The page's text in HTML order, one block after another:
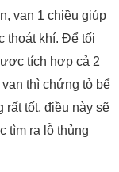
van 1 chiều giúp
thoát khí. Để tối
tích hợp cả 2
thì chứng tỏ bể
rất tốt, điều này sẽ
tìm ra lỗ thủng